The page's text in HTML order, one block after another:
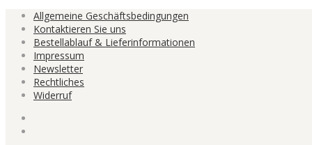
Allgemeine Geschäftsbedingungen
Kontaktieren Sie uns
Bestellablauf & Lieferinformationen
Impressum
Newsletter
Rechtliches
Widerruf